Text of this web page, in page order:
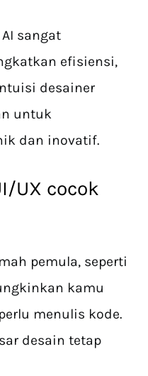
sangat
efisiensi,
desainer
untuk
dan inovatif.
UX cocok
pemula, seperti
kamu
menulis kode.
desain tetap